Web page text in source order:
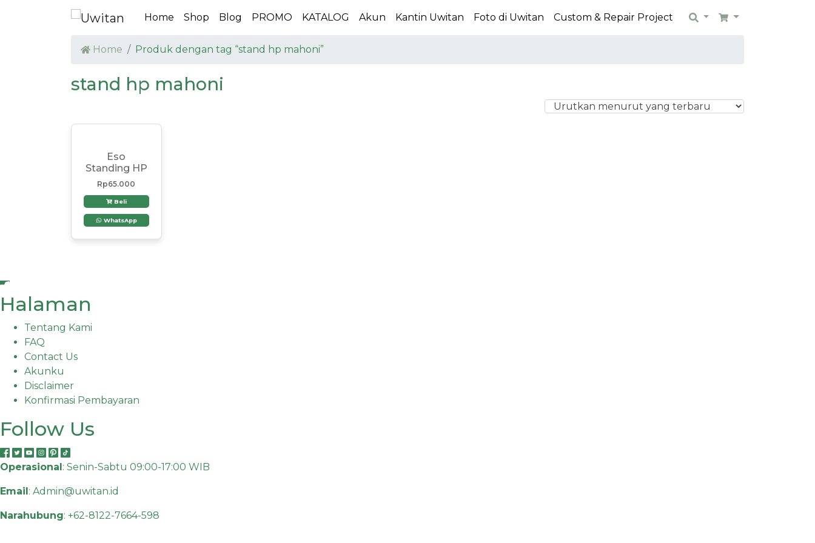
Home Shop Blog PROMO KATALOG Akun Kantin Uwitan Foto di Uwitan Custom & Repair Project SearchCart
Home Produk dengan tag “stand hp mahoni”
stand hp mahoni
Eso
Standing HP
Rp65.000
Beli
WhatsApp
Halaman
Tentang Kami
FAQ
Contact Us
Akunku
Disclaimer
Konfirmasi Pembayaran
Follow Us
Operasional: Senin-Sabtu 09:00-17:00 WIB
Email: Admin@uwitan.id
Narahubung: +62-8122-7664-598